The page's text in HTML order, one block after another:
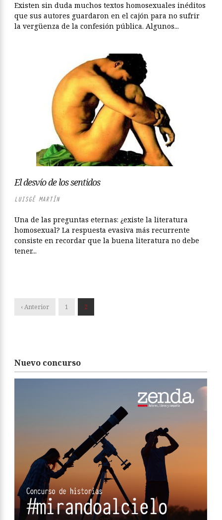
Existen sin duda muchos textos homosexuales inéditos
que sus autores guardaron en el cajón para no sufrir
la vergüenza de la confesión pública. Algunos...
El desvío de los sentidos
LUISGÉ MARTÍN
Una de las preguntas eternas: ¿existe la literatura
homosexual? La respuesta evasiva más recurrente
consiste en recordar que la buena literatura no debe
tener...
‹ Anterior 1 2
Nuevo concurso